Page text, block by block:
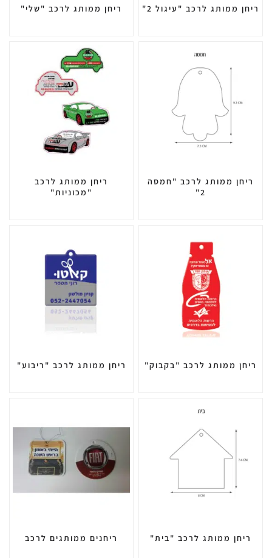
ריחן ממותג לרכב "עיגול 2" ריחן ממותג לרכב "שלי"
ריחן ממותג לרכב "חמסה
2"
ריחן ממותג לרכב
"מכוניות"
ריחן ממותג לרכב "בקבוק" ריחן ממותג לרכב "ריבוע"
ריחן ממותג לרכב "בית" ריחנים ממותגים לרכב